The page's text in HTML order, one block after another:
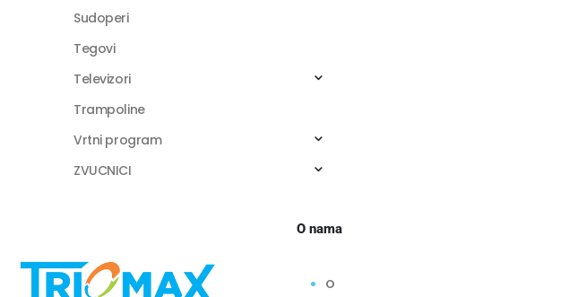
Sudoperi
Tegovi
Televizori
Trampoline
Vrtni program
ZVUCNICI
O nama
O